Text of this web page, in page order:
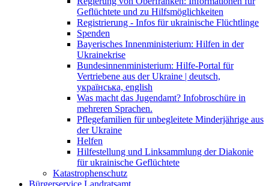
Geflüchtete und zu Hilfsmöglichkeiten
Registrierung - Infos für ukrainische Flüchtlinge
Spenden
Bayerisches Innenministerium: Hilfen in der
Ukrainekrise
Bundesinnenministerium: Hilfe-Portal für
Vertriebene aus der Ukraine | deutsch,
українська, english
Was macht das Jugendamt? Infobroschüre in
mehreren Sprachen.
Pflegefamilien für unbegleitete Minderjährige aus
der Ukraine
Helfen
Hilfestellung und Linksammlung der Diakonie
für ukrainische Geflüchtete
Katastrophenschutz
Bürgerservice Landratsamt